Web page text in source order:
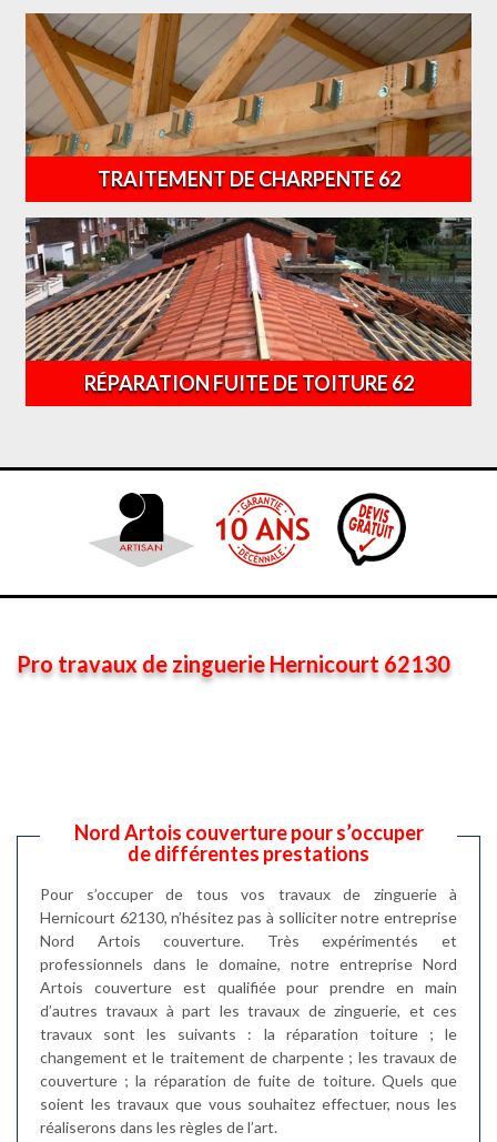
TRAITEMENT DE CHARPENTE 62
RÉPARATION FUITE DE TOITURE 62
Pro travaux de zinguerie Hernicourt 62130
Nord Artois couverture pour s’occuper
de différentes prestations
Pour s’occuper de tous vos travaux de zinguerie à
Hernicourt 62130, n’hésitez pas à solliciter notre entreprise
Nord Artois couverture. Très expérimentés et
professionnels dans le domaine, notre entreprise Nord
Artois couverture est qualifiée pour prendre en main
d’autres travaux à part les travaux de zinguerie, et ces
travaux sont les suivants : la réparation toiture ; le
changement et le traitement de charpente ; les travaux de
couverture ; la réparation de fuite de toiture. Quels que
soient les travaux que vous souhaitez effectuer, nous les
réaliserons dans les règles de l’art.